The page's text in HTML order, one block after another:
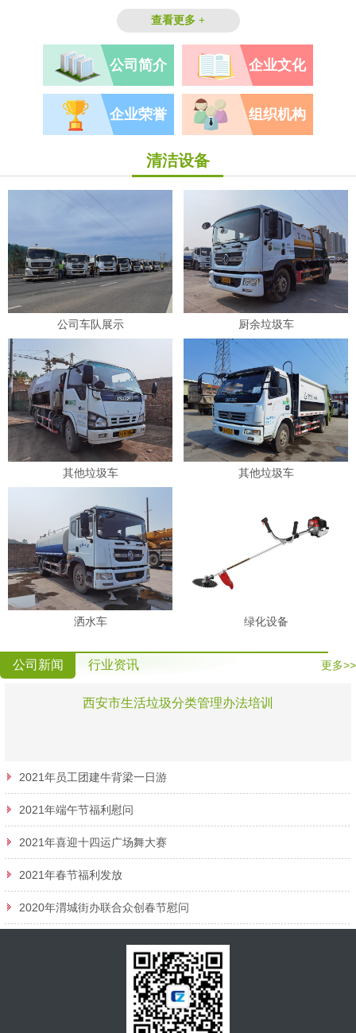
查看更多 +
公司简介 企业文化
企业荣誉 组织机构
清洁设备
公司车队展示 厨余垃圾车
其他垃圾车 其他垃圾车
洒水车 绿化设备
公司新闻 行业资讯 更多>>
西安市生活垃圾分类管理办法培训
2021年员工团建牛背梁一日游
2021年端午节福利慰问
2021年喜迎十四运广场舞大赛
2021年春节福利发放
2020年渭城街办联合众创春节慰问